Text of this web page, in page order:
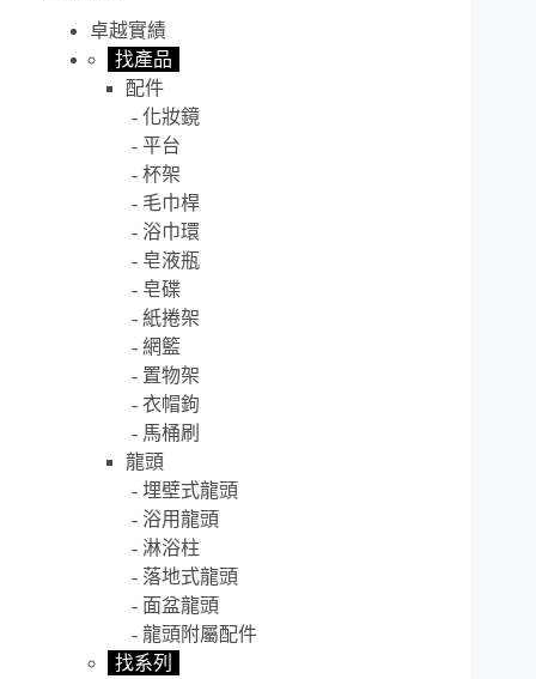
卓越實績
找產品
配件
化妝鏡
平台
杯架
毛巾桿
浴巾環
皂液瓶
皂碟
紙捲架
網籃
置物架
衣帽鉤
馬桶刷
龍頭
埋壁式龍頭
浴用龍頭
淋浴柱
落地式龍頭
面盆龍頭
龍頭附屬配件
找系列